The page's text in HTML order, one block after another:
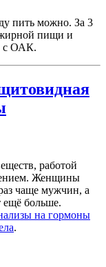
пить можно. За 3
жирной пищи и
с ОАК.
работой
Женщины
чаще мужчин, а
ещё больше.
на гормоны
.